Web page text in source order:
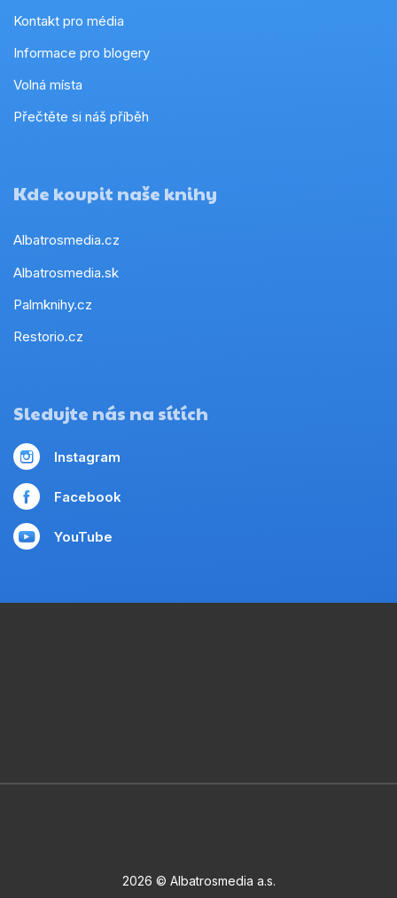
Kontakt pro média
Informace pro blogery
Volná místa
Přečtěte si náš příběh
Kde koupit naše knihy
Albatrosmedia.cz
Albatrosmedia.sk
Palmknihy.cz
Restorio.cz
Sledujte nás na sítích
Instagram
Facebook
YouTube
2026 © Albatrosmedia a.s.